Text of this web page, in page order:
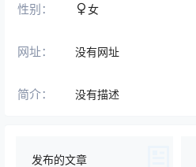
性别： 女
网址： 没有网址
简介： 没有描述
发布的文章